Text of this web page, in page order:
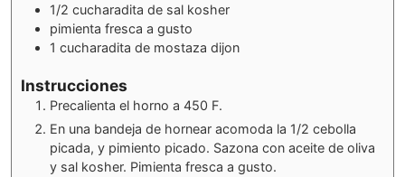
1/2 cucharadita de sal kosher
pimienta fresca a gusto
1 cucharadita de mostaza dijon
Instrucciones
Precalienta el horno a 450 F.
En una bandeja de hornear acomoda la 1/2 cebolla
picada, y pimiento picado. Sazona con aceite de oliva
y sal kosher. Pimienta fresca a gusto.